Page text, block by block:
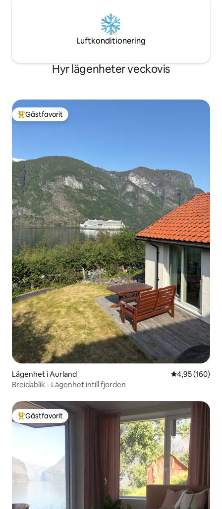
Luftkonditionering
Hyr lägenheter veckovis
Populär gästfavorit
Gästfavorit
Lägenhet i Aurland 4,95 av 5 i
4,95 (160)
Breidablik - Lägenhet intill fjorden
Populär gästfavorit
Gästfavorit